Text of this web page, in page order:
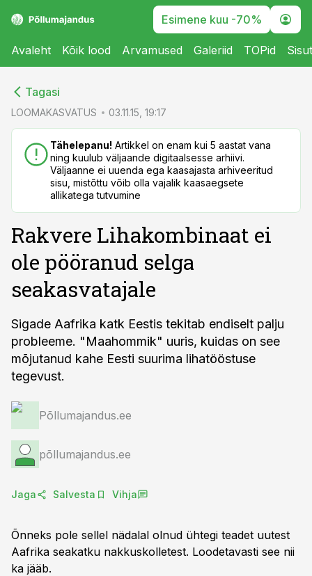
Esimene kuu -70%
Avaleht Kõik lood Arvamused Galeriid TOPid
Tagasi
LOOMAKASVATUS 03.11.15, 19:17
Tähelepanu! Artikkel on enam kui 5 aastat vana
ning kuulub väljaande digitaalsesse arhiivi.
Väljaanne ei uuenda ega kaasajasta arhiveeritud
sisu, mistõttu võib olla vajalik kaasaegsete
allikatega tutvumine
Rakvere Lihakombinaat ei
ole pööranud selga
seakasvatajale
Sigade Aafrika katk Eestis tekitab endiselt palju
probleeme. "Maahommik" uuris, kuidas on see
mõjutanud kahe Eesti suurima lihatööstuse
tegevust.
Põllumajandus.ee
põllumajandus.ee
Jaga Salvesta Vihja
Õnneks pole sellel nädalal olnud ühtegi teadet uutest
Aafrika seakatku nakkuskolletest. Loodetavasti see nii
ka jääb.